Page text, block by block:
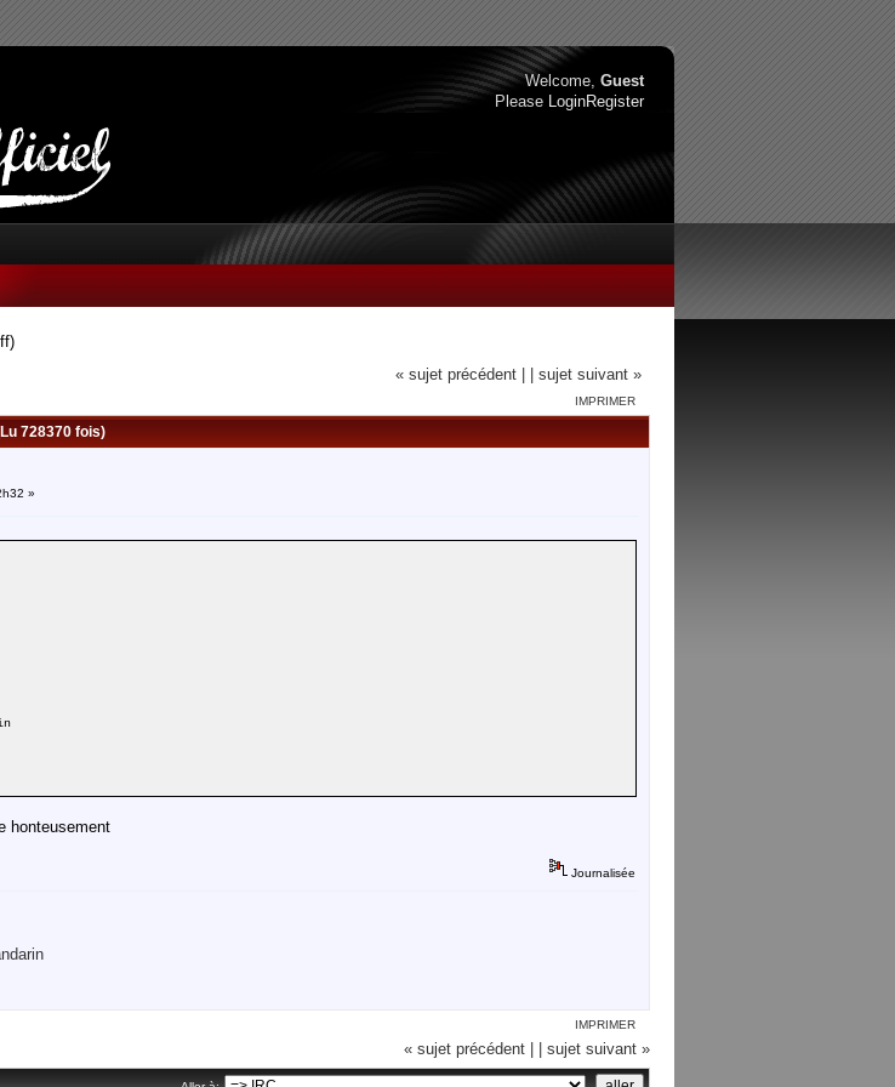
Welcome, Guest
Please LoginRegister
« sujet précédent | | sujet suivant »
IMPRIMER
728370 fois)
»
honteusement
Journalisée
IMPRIMER
« sujet précédent | | sujet suivant »